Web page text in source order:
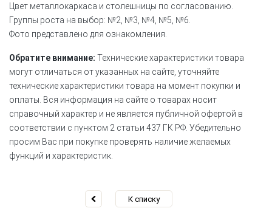
Цвет металлокаркаса и столешницы по согласованию.
Группы роста на выбор: №2, №3, №4, №5, №6.
Фото представлено для ознакомления.
Обратите внимание: Технические характеристики товара
могут отличаться от указанных на сайте, уточняйте
технические характеристики товара на момент покупки и
оплаты. Вся информация на сайте о товарах носит
справочный характер и не является публичной офертой в
соответствии с пунктом 2 статьи 437 ГК РФ. Убедительно
просим Вас при покупке проверять наличие желаемых
функций и характеристик.
К списку